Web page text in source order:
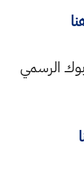
الرسمي